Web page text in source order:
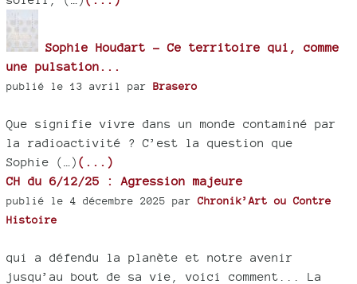
Sophie Houdart - Ce territoire qui, comme
une pulsation...
publié le 13 avril par Brasero
Que signifie vivre dans un monde contaminé par
la radioactivité ? C’est la question que
Sophie (…) (...)
CH du 6/12/25 : Agression majeure
publié le 4 décembre 2025 parChronik’Art ou Contre
Histoire
qui a défendu la planète et notre avenir
jusqu’au bout de sa vie, voici comment... La